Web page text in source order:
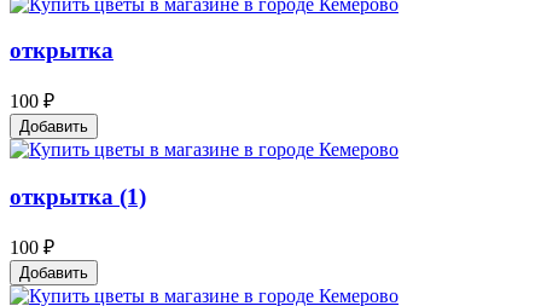
открытка
100 ₽
Добавить
открытка (1)
100 ₽
Добавить